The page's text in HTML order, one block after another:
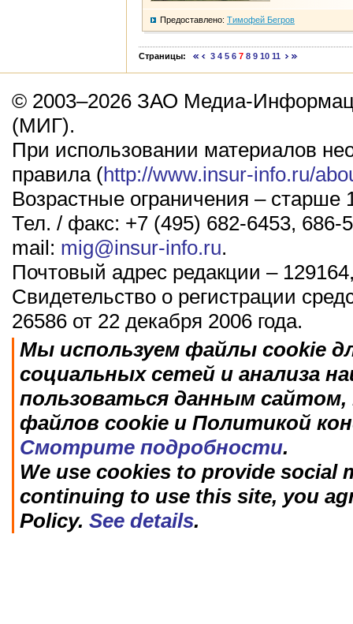
Предоставлено: Тимофей Бегров
Страницы: 3 4 5 6 7 8 9 10 11
© 2003–2026 ЗАО Медиа-
(МИГ).
При использовании материалов
правила (http://www.insur-info.ru/
Возрастные ограничения – старше
Тел. / факс: +7 (495) 682-6453, 686-
mail: mig@insur-info.ru.
Почтовый адрес редакции –
Свидетельство о регистрации
26586 от 22 декабря 2006 года.
Мы используем файлы cookie
социальных сетей и анализа
пользоваться данным
файлов cookie и Политикой
Смотрите подробности.
We use cookies to provide social
continuing to use this site, you
Policy. See details.